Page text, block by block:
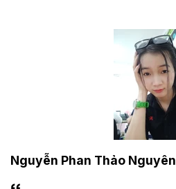
Nguyễn Phan Thảo Nguyên